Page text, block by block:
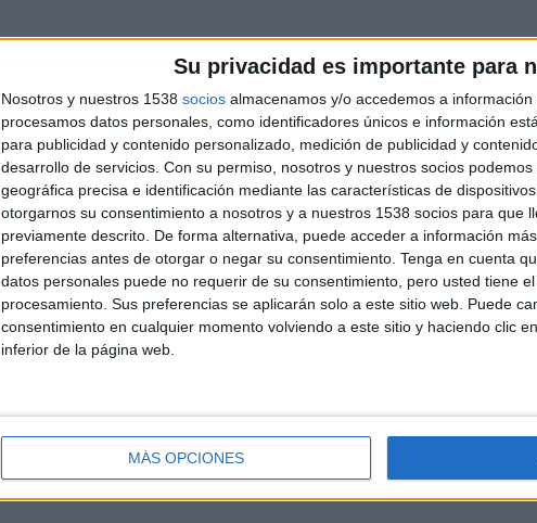
Su privacidad es importante para
Nosotros y nuestros 1538 socios almacenamos y/o accedemos a
procesamos datos personales, como identificadores únicos e información
para publicidad y contenido personalizado, medición de publicidad y
desarrollo de servicios. Con su permiso, nosotros y nuestros socios
geográfica precisa e identificación mediante las características de
otorgarnos su consentimiento a nosotros y a nuestros 1538 socios para que
previamente descrito. De forma alternativa, puede acceder a información
preferencias antes de otorgar o negar su consentimiento. Tenga en cuenta
datos personales puede no requerir de su consentimiento, pero usted tiene
procesamiento. Sus preferencias se aplicarán solo a este sitio web. Puede
consentimiento en cualquier momento volviendo a este sitio y haciendo clic
inferior de la página web.
MÁS OPCIONES